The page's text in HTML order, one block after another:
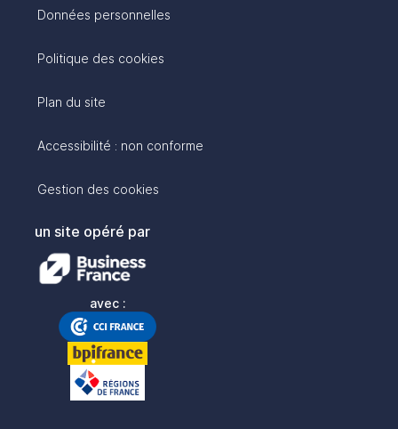
Données personnelles
Politique des cookies
Plan du site
Accessibilité : non conforme
Gestion des cookies
un site opéré par
avec :